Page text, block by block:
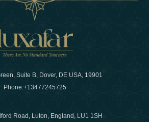
Suite B, Dover, DE USA, 19901
Phone:+13477245725
Road, Luton, England, LU1 1SH